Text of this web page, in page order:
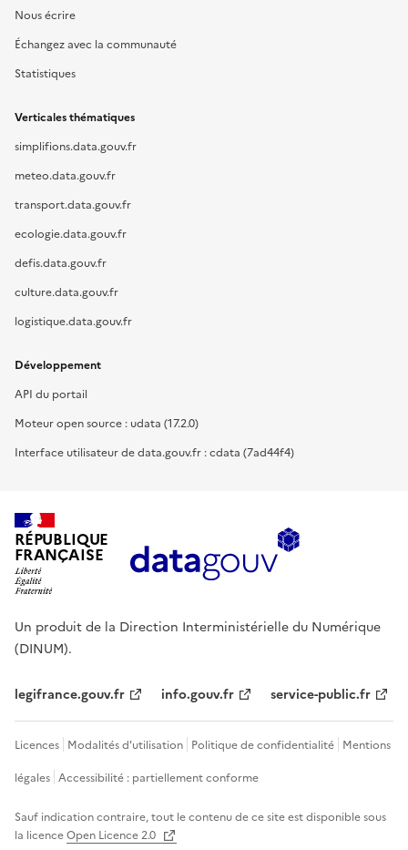
Nous écrire
Échangez avec la communauté
Statistiques
Verticales thématiques
simplifions.data.gouv.fr
meteo.data.gouv.fr
transport.data.gouv.fr
ecologie.data.gouv.fr
defis.data.gouv.fr
culture.data.gouv.fr
logistique.data.gouv.fr
Développement
API du portail
Moteur open source : udata (17.2.0)
Interface utilisateur de data.gouv.fr : cdata (7ad44f4)
RÉPUBLIQUE
FRANÇAISE
Un produit de la Direction Interministérielle du Numérique
(DINUM).
legifrance.gouv.fr info.gouv.fr service-public.fr
Licences Modalités d'utilisation Politique de confidentialité Mentions
légales Accessibilité : partiellement conforme
Sauf indication contraire, tout le contenu de ce site est disponible sous
la licenceOpen Licence 2.0